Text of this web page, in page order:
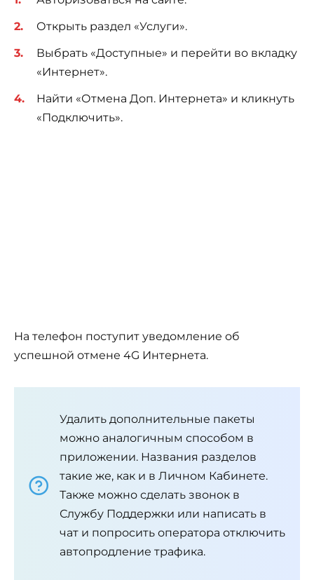
Открыть раздел «Услуги».
Выбрать «Доступные» и перейти во вкладку
«Интернет».
Найти «Отмена Доп. Интернета» и кликнуть
«Подключить».
На телефон поступит уведомление об
успешной отмене 4G Интернета.
Удалить дополнительные пакеты
можно аналогичным способом в
приложении. Названия разделов
такие же, как и в Личном Кабинете.
Также можно сделать звонок в
Службу Поддержки или написать в
чат и попросить оператора отключить
автопродление трафика.